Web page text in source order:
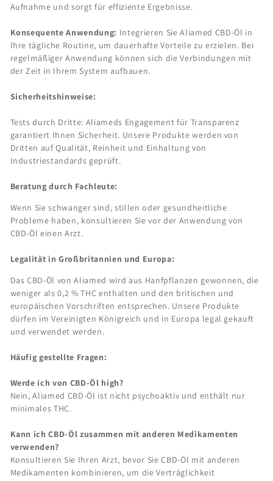
Aufnahme und sorgt für effiziente Ergebnisse.
Konsequente Anwendung: Integrieren Sie Aliamed CBD-Öl in
Ihre tägliche Routine, um dauerhafte Vorteile zu erzielen. Bei
regelmäßiger Anwendung können sich die Verbindungen mit
der Zeit in Ihrem System aufbauen.
Sicherheitshinweise:
Tests durch Dritte: Aliameds Engagement für Transparenz
garantiert Ihnen Sicherheit. Unsere Produkte werden von
Dritten auf Qualität, Reinheit und Einhaltung von
Industriestandards geprüft.
Beratung durch Fachleute:
Wenn Sie schwanger sind, stillen oder gesundheitliche
Probleme haben, konsultieren Sie vor der Anwendung von
CBD-Öl einen Arzt.
Legalität in Großbritannien und Europa:
Das CBD-Öl von Aliamed wird aus Hanfpflanzen gewonnen, die
weniger als 0,2 % THC enthalten und den britischen und
europäischen Vorschriften entsprechen. Unsere Produkte
dürfen im Vereinigten Königreich und in Europa legal gekauft
und verwendet werden.
Häufig gestellte Fragen:
Werde ich von CBD-Öl high?
Nein, Aliamed CBD-Öl ist nicht psychoaktiv und enthält nur
minimales THC.
Kann ich CBD-Öl zusammen mit anderen Medikamenten
verwenden?
Konsultieren Sie Ihren Arzt, bevor Sie CBD-Öl mit anderen
Medikamenten kombinieren, um die Verträglichkeit